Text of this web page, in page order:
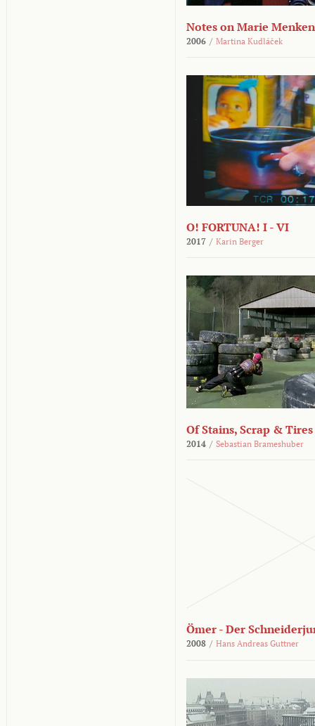
Notes on Marie Menken
2006 / Martina Kudláček
O! FORTUNA! I - VI
2017 / Karin Berger
Of Stains, Scrap & Tires
2014 / Sebastian Brameshuber
Ömer - Der
2008 / Hans Andreas Guttner